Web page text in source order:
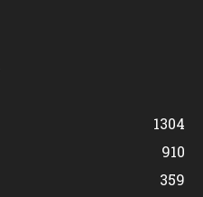
1304
910
359